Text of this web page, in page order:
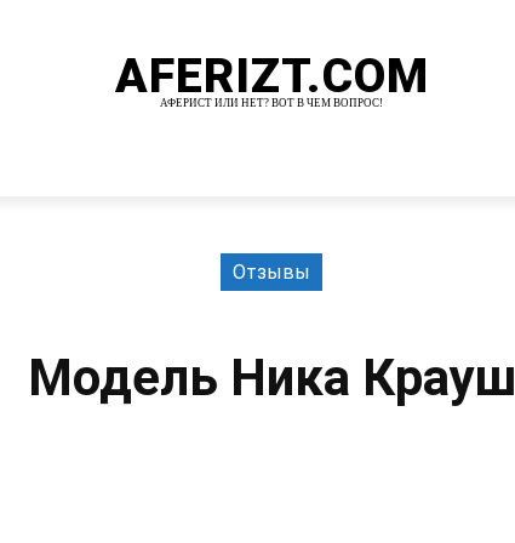
AFERIZT.COM
АФЕРИСТ ИЛИ НЕТ? ВОТ В ЧЕМ ВОПРОС!
Отзывы
Модель Ника Крауш